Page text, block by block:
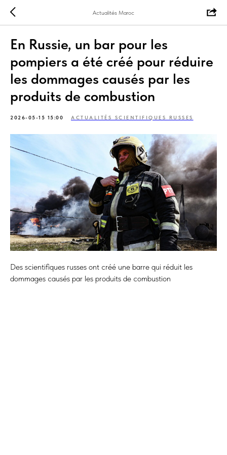
Actualités Maroc
En Russie, un bar pour les
pompiers a été créé pour réduire
les dommages causés par les
produits de combustion
2026-05-15 15:00 ACTUALITÉS SCIENTIFIQUES RUSSES
Des scientifiques russes ont créé une barre qui réduit les
dommages causés par les produits de combustion